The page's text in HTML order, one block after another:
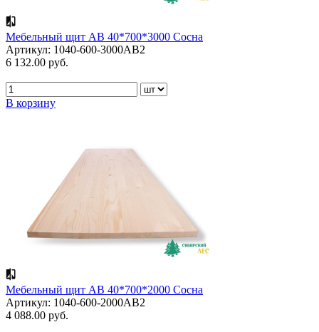
Мебельный щит АВ 40*700*3000 Сосна
Артикул: 1040-600-3000AB2
6 132.00 руб.
В корзину
Мебельный щит АВ 40*700*2000 Сосна
Артикул: 1040-600-2000AB2
4 088.00 руб.